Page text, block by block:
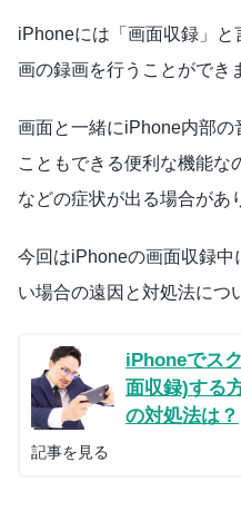
iPhoneには「画面収録」
画の録画を行うことができ
画面と一緒にiPhone内部の
こともできる便利な機能な
などの症状が出る場合があ
今回はiPhoneの画面収録
い場合の遠因と対処法につ
iPhoneでス
面収録)する
の対処法は？
記事を見る